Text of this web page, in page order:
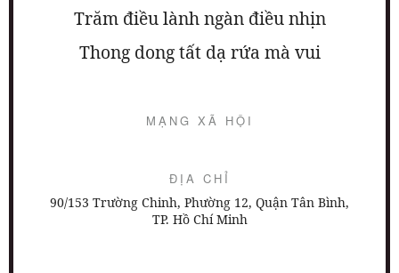
Trăm điều lành ngàn điều nhịn
Thong dong tất dạ rứa mà vui
MẠNG XÃ HỘI
ĐỊA CHỈ
90/153 Trường Chinh, Phường 12, Quận Tân Bình,
TP. Hồ Chí Minh